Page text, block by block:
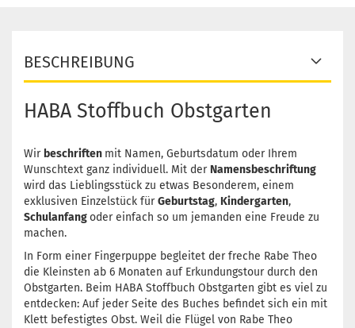
BESCHREIBUNG
HABA Stoffbuch Obstgarten
Wir beschriften mit Namen, Geburtsdatum oder Ihrem
Wunschtext ganz individuell. Mit der Namensbeschriftung
wird das Lieblingsstück zu etwas Besonderem, einem
exklusiven Einzelstück fürGeburtstag, Kindergarten,
Schulanfangoder einfach so um jemanden eine Freude zu
machen.
In Form einer Fingerpuppe begleitet der freche Rabe Theo
die Kleinsten ab 6 Monaten auf Erkundungstour durch den
Obstgarten. Beim HABA Stoffbuch Obstgarten gibt es viel zu
entdecken: Auf jeder Seite des Buches befindet sich ein mit
Klett befestigtes Obst. Weil die Flügel von Rabe Theo